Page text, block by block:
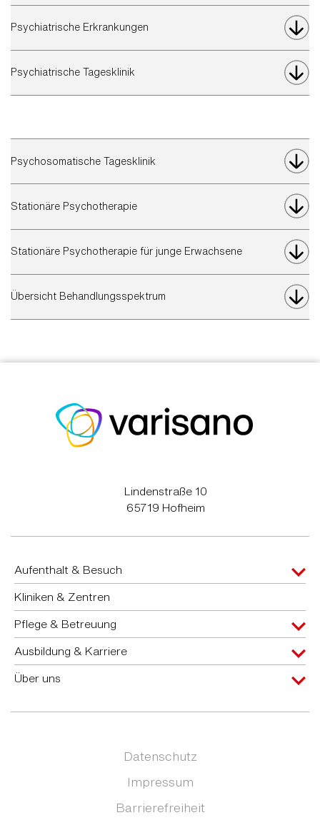
Psychiatrische Erkrankungen
Psychiatrische Tagesklinik
Psychosomatische Tagesklinik
Stationäre Psychotherapie
Stationäre Psychotherapie für junge Erwachsene
Übersicht Behandlungsspektrum
Lindenstraße 10
65719 Hofheim
Aufenthalt & Besuch
Kliniken & Zentren
Pflege & Betreuung
Ausbildung & Karriere
Über uns
Datenschutz
Impressum
Barrierefreiheit